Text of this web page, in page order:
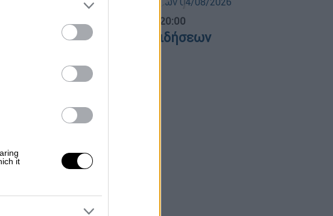
it
σε
Κεντρικό... 04.08.2026 20:00
Κεντρικό δελτίο ειδήσεων